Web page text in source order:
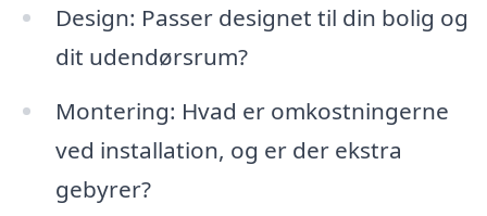
Design: Passer designet til din bolig og
dit udendørsrum?
Montering: Hvad er omkostningerne
ved installation, og er der ekstra
gebyrer?